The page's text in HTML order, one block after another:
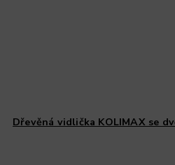
Dřevěná vidlička KOLIMAX se